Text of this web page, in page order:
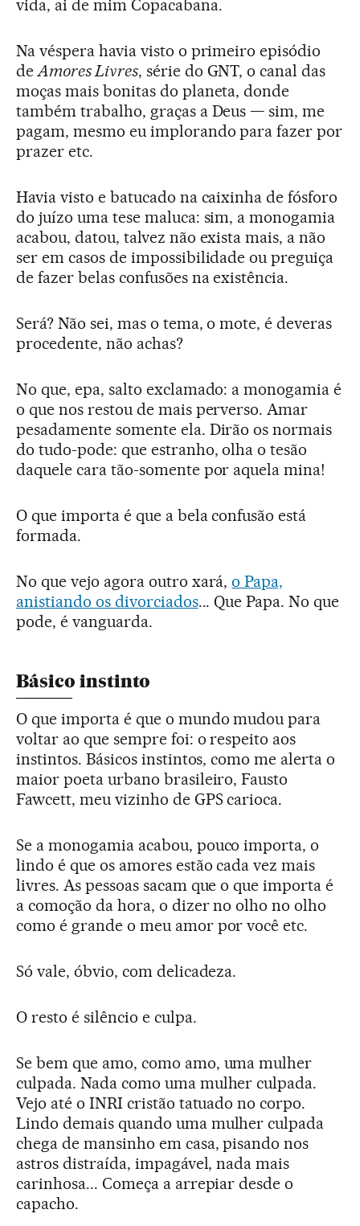
vida, ai de mim Copacabana.
Na véspera havia visto o primeiro episódio
deAmores Livres, série do GNT, o canal das
moças mais bonitas do planeta, donde
também trabalho, graças a Deus — sim, me
pagam, mesmo eu implorando para fazer por
prazer etc.
Havia visto e batucado na caixinha de fósforo
do juízo uma tese maluca: sim, a monogamia
acabou, datou, talvez não exista mais, a não
ser em casos de impossibilidade ou preguiça
de fazer belas confusões na existência.
Será? Não sei, mas o tema, o mote, é deveras
procedente, não achas?
No que, epa, salto exclamado: a monogamia é
o que nos restou de mais perverso. Amar
pesadamente somente ela. Dirão os normais
do tudo-pode: que estranho, olha o tesão
daquele cara tão-somente por aquela mina!
O que importa é que a bela confusão está
formada.
No que vejo agora outro xará,o Papa,
anistiando os divorciados... Que Papa. No que
pode, é vanguarda.
Básico instinto
O que importa é que o mundo mudou para
voltar ao que sempre foi: o respeito aos
instintos. Básicos instintos, como me alerta o
maior poeta urbano brasileiro, Fausto
Fawcett, meu vizinho de GPS carioca.
Se a monogamia acabou, pouco importa, o
lindo é que os amores estão cada vez mais
livres. As pessoas sacam que o que importa é
a comoção da hora, o dizer no olho no olho
como é grande o meu amor por você etc.
Só vale, óbvio, com delicadeza.
O resto é silêncio e culpa.
Se bem que amo, como amo, uma mulher
culpada. Nada como uma mulher culpada.
Vejo até o INRI cristão tatuado no corpo.
Lindo demais quando uma mulher culpada
chega de mansinho em casa, pisando nos
astros distraída, impagável, nada mais
carinhosa... Começa a arrepiar desde o
capacho.